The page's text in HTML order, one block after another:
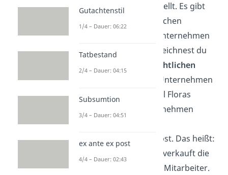
Unternehmen gleichgestellt. Es gibt
allerdings einen wesentlichen
Unterschied
zwischen Unternehmen
und Firma: Als Firma bezeichnest du
geschützten rechtlichen
Namen
, unter dem das Unternehmen
handelt. Wie zum Beispiel Floras
Blumenladen. Das Unternehmen
dagegen beschreibt die
Leistungserstellung
selbst. Das heißt:
Flora pflanzt Blumen an, verkauft die
Blumen und bezahlt ihre Mitarbeiter.
Gutachtenstil
1/4 – Dauer: 06:22
Tatbestand
2/4 – Dauer: 04:15
Subsumtion
3/4 – Dauer: 04:51
ex ante ex post
4/4 – Dauer: 02:43